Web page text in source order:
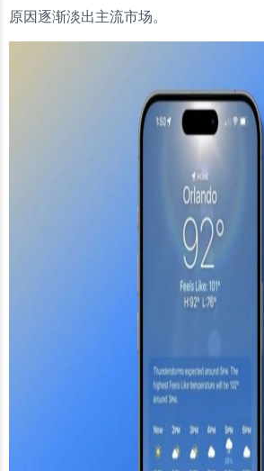
原因逐渐淡出主流市场。